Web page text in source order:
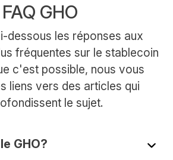
FAQ GHO
dessous les réponses aux
fréquentes sur le stablecoin
c'est possible, nous vous
liens vers des articles qui
le sujet.
GHO?